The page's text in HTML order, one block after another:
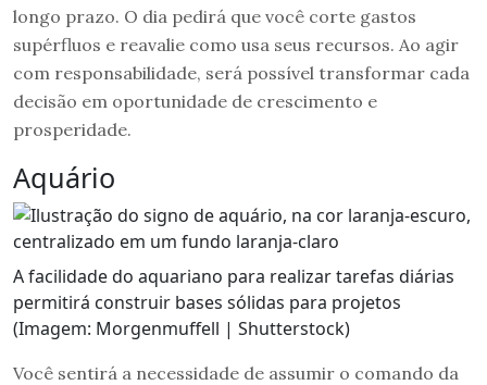
longo prazo. O dia pedirá que você corte gastos
supérfluos e reavalie como usa seus recursos. Ao agir
com responsabilidade, será possível transformar cada
decisão em oportunidade de crescimento e
prosperidade.
Aquário
A facilidade do aquariano para realizar tarefas diárias
permitirá construir bases sólidas para projetos
(Imagem: Morgenmuffell | Shutterstock)
Você sentirá a necessidade de assumir o comando da